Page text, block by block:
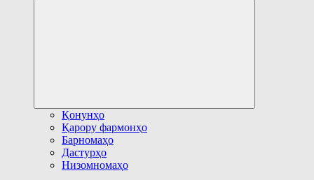
Қонунҳо
Қарору фармонҳо
Барномаҳо
Дастурҳо
Низомномаҳо